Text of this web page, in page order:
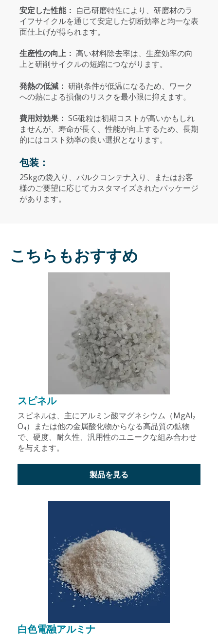
安定した性能： 自己研磨特性により、研磨材のラ
イフサイクルを通じて安定した切断効率と均一な表
面仕上げが得られます。
生産性の向上： 高い材料除去率は、生産効率の向
上と研削サイクルの短縮につながります。
発熱の低減： 研削条件が低温になるため、ワーク
への熱による損傷のリスクを最小限に抑えます。
費用対効果： SG砥粒は初期コストが高いかもしれ
ませんが、寿命が長く、性能が向上するため、長期
的にはコスト効率の良い選択となります。
包装：
25kgの袋入り、バルクコンテナ入り、またはお客
様のご要望に応じてカスタマイズされたパッケージ
があります。
こちらもおすすめ
スピネル
スピネルは、主にアルミン酸マグネシウム（MgAl₂
O₄）または他の金属酸化物からなる高品質の鉱物
で、硬度、耐久性、汎用性のユニークな組み合わせ
を与えます。
製品を見る
白色電融アルミナ